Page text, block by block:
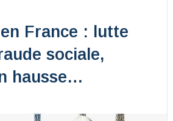
France : lutte
sociale,
hausse…